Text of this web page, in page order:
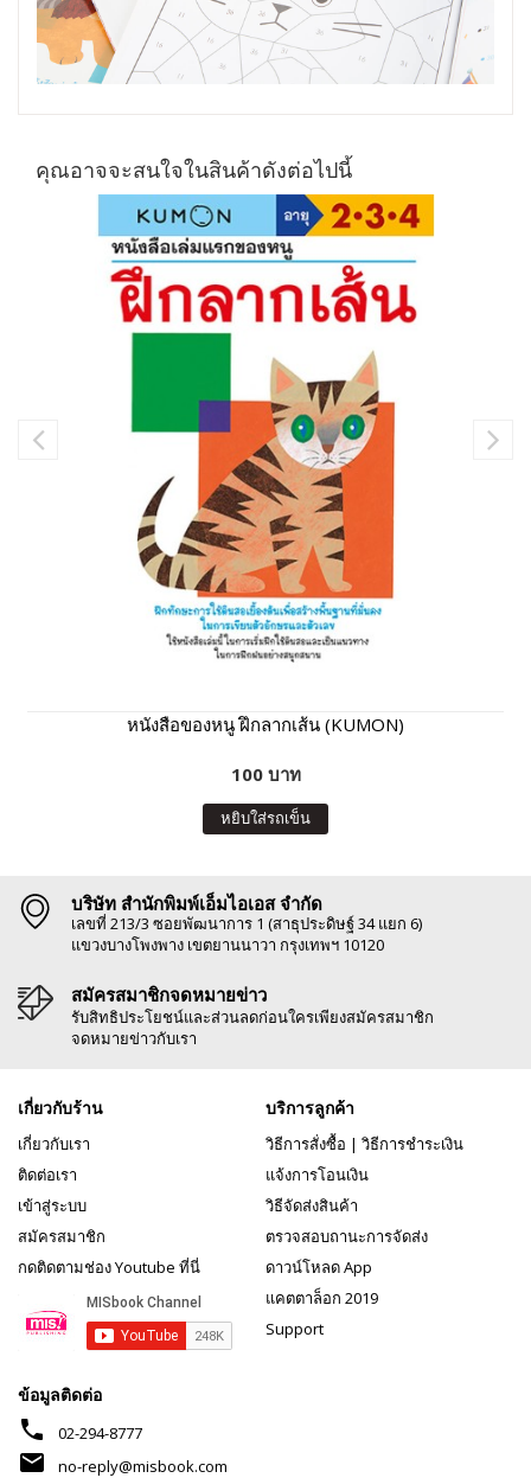
คุณอาจจะสนใจในสินค้าดังต่อไปนี้
หนังสือของหนู ฝึกลากเส้น (KUMON)
100 บาท
หยิบใส่รถเข็น
บริษัท สำนักพิมพ์เอ็มไอเอส จำกัด
เลขที่ 213/3 ซอยพัฒนาการ 1 (สาธุประดิษฐ์ 34 แยก 6)
แขวงบางโพงพาง เขตยานนาวา กรุงเทพฯ 10120
สมัครสมาชิกจดหมายข่าว
รับสิทธิประโยชน์และส่วนลดก่อนใครเพียงสมัครสมาชิก
จดหมายข่าวกับเรา
เกี่ยวกับร้าน
เกี่ยวกับเรา
ติดต่อเรา
เข้าสู่ระบบ
สมัครสมาชิก
กดติดตามช่อง Youtube ที่นี่
บริการลูกค้า
วิธีการสั่งซื้อ | วิธีการชำระเงิน
แจ้งการโอนเงิน
วิธีจัดส่งสินค้า
ตรวจสอบถานะการจัดส่ง
ดาวน์โหลด App
แคตตาล็อก 2019
Support
ข้อมูลติดต่อ
phone 02-294-8777
mail no-reply@misbook.com